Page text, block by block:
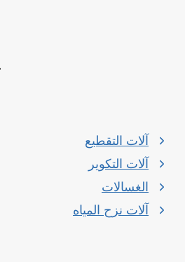
آلات التقطيع
آلات التكوير
الغسالات
آلات نزح المياه